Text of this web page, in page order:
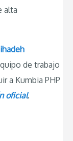
alta
de trabajo
a Kumbia PHP
oficial.